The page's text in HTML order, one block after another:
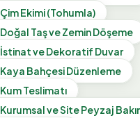
Çim Ekimi (Tohumla)
Doğal Taş ve Zemin Döşeme
İstinat ve Dekoratif Duvar
Kaya Bahçesi Düzenleme
Kum Teslimatı
Kurumsal ve Site Peyzaj